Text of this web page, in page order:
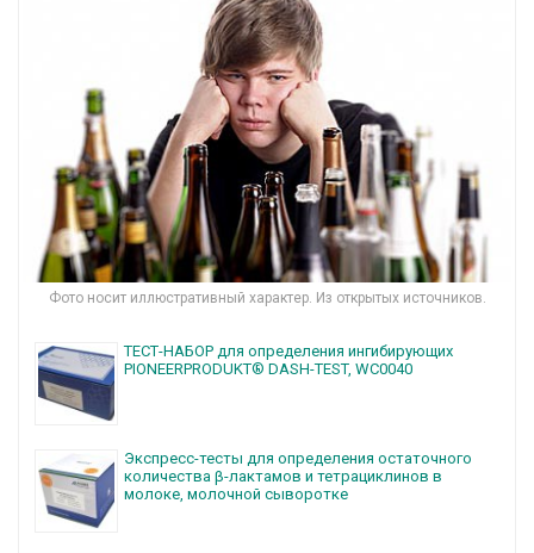
Фото носит иллюстративный характер. Из открытых источников.
ТЕСТ-НАБОР для определения ингибирующих
PIONEERPRODUKT® DASH-TEST, WC0040
Экспресс-тесты для определения остаточного
количества β-лактамов и тетрациклинов в
молоке, молочной сыворотке